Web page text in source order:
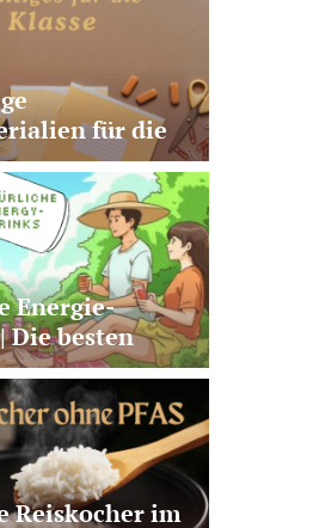
für die
10 sinnvolle
Energie-
Die besten
zu Kaffee +
Energy
Reiskocher im